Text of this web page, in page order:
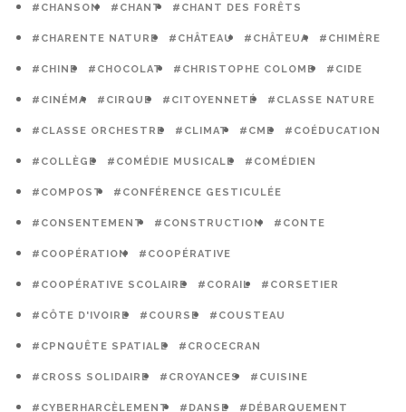
#CHANSON #CHANT #CHANT DES FORÊTS
#CHARENTE NATURE #CHÂTEAU #CHÂTEUA #CHIMÈRE
#CHINE #CHOCOLAT #CHRISTOPHE COLOMB #CIDE
#CINÉMA #CIRQUE #CITOYENNETÉ #CLASSE NATURE
#CLASSE ORCHESTRE #CLIMAT #CME #COÉDUCATION
#COLLÈGE #COMÉDIE MUSICALE #COMÉDIEN
#COMPOST #CONFÉRENCE GESTICULÉE
#CONSENTEMENT #CONSTRUCTION #CONTE
#COOPÉRATION #COOPÉRATIVE
#COOPÉRATIVE SCOLAIRE #CORAIL #CORSETIER
#CÔTE D'IVOIRE #COURSE #COUSTEAU
#CPNQUÊTE SPATIALE #CROCECRAN
#CROSS SOLIDAIRE #CROYANCES #CUISINE
#CYBERHARCÈLEMENT #DANSE #DÉBARQUEMENT